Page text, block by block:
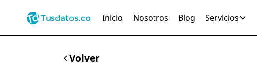
Inicio Nosotros Blog Servicios
Volver